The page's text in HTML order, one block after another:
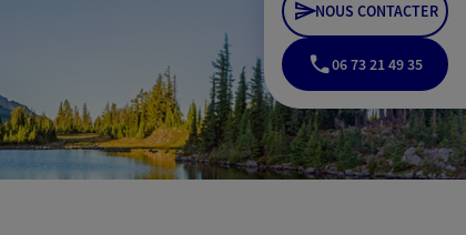
NOUS CONTACTER
06 73 21 49 35